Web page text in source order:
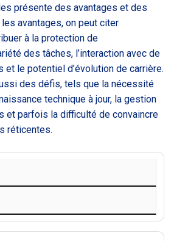
présente des avantages et des
avantages, on peut citer
à la protection de
des tâches, l’interaction avec de
et le potentiel d’évolution de carrière.
des défis, tels que la nécessité
technique à jour, la gestion
et parfois la difficulté de convaincre
réticentes.